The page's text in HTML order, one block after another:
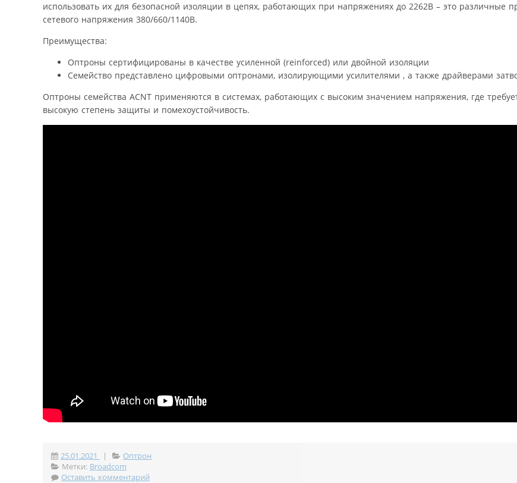
использовать их для безопасной изоляции в цепях, работающих при напряжениях до 2262В – это различные
сетевого напряжения 380/660/1140В.
Преимущества:
Оптроны сертифицированы в качестве усиленной (reinforced) или двойной изоляции
Семейство представлено цифровыми оптронами, изолирующими усилителями , а также драйверами
Оптроны семейства ACNT применяются в системах, работающих с высоким значением напряжения, где
высокую степень защиты и помехоустойчивость.
25.01.2021 |
Оптрон
Метки: Broadcom
Оставить комментарий